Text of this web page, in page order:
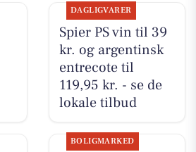
DAGLIGVARER
Spier PS vin til 39
kr. og argentinsk
entrecote til
119,95 kr. - se de
lokale tilbud
BOLIGMARKED